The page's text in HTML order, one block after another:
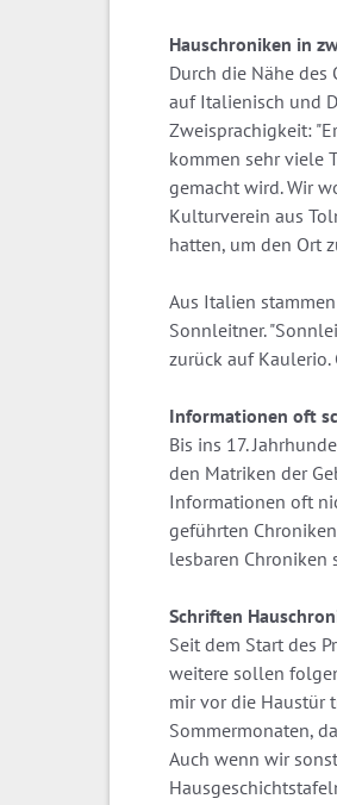
Hauschroniken in
Durch die Nähe
auf Italienisch und
Zweisprachigkeit:
kommen sehr viele
gemacht wird. Wir
Kulturverein aus
hatten, um den Ort
Aus Italien
Sonnleitner.
zurück auf Kaulerio.
Informationen oft
Bis ins 17.
den Matriken der
Informationen oft
geführten
lesbaren Chroniken
Schriften
Seit dem Start des
weitere sollen
mir vor die Haustür
Sommermonaten,
Auch wenn wir